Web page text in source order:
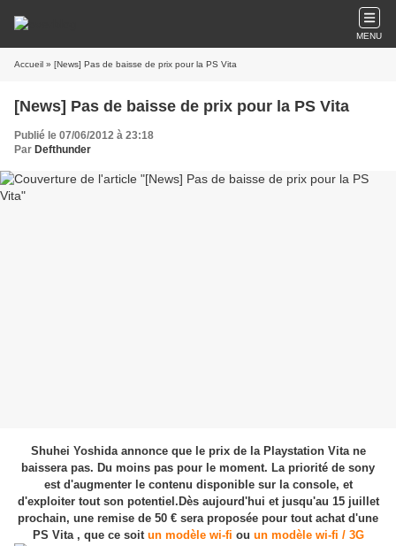
MENU
Accueil » [News] Pas de baisse de prix pour la PS Vita
[News] Pas de baisse de prix pour la PS Vita
Publié le 07/06/2012 à 23:18
Par Defthunder
Shuhei Yoshida annonce que le prix de la Playstation Vita ne
baissera pas. Du moins pas pour le moment. La priorité de sony
est d'augmenter le contenu disponible sur la console, et
d'exploiter tout son potentiel.Dès aujourd'hui et jusqu'au 15 juillet
prochain, une remise de 50 € sera proposée pour tout achat d'une
PS Vita , que ce soit un modèle wi-fi ou un modèle wi-fi / 3G